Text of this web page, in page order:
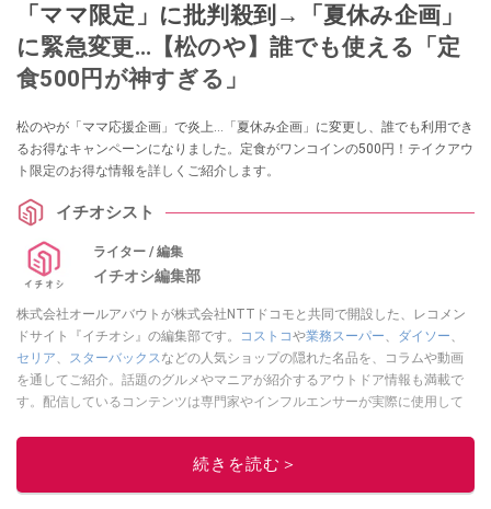
「ママ限定」に批判殺到→「夏休み企画」
に緊急変更…【松のや】誰でも使える「定
食500円が神すぎる」
松のやが「ママ応援企画」で炎上…「夏休み企画」に変更し、誰でも利用でき
るお得なキャンペーンになりました。定食がワンコインの500円！テイクアウ
ト限定のお得な情報を詳しくご紹介します。
イチオシスト
ライター / 編集
イチオシ編集部
株式会社オールアバウトが株式会社NTTドコモと共同で開設した、レコメン
ドサイト『イチオシ』の編集部です。
コストコや業務スーパー、 ダイソー、
セリア、 スターバックスなどの人気ショップの隠れた名品を、コラムや動画
を通してご紹介。話題のグルメやマニアが紹介するアウトドア情報も満載で
す。配信しているコンテンツは専門家やインフルエンサーが実際に使用して
ニュースでフォロー
続きを読む＞